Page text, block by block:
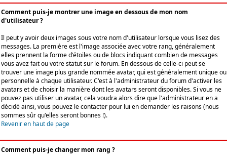
Comment puis-je montrer une image en dessous de mon nom
d'utilisateur ?
Il peut y avoir deux images sous votre nom d'utilisateur lorsque vous lisez des
messages. La première est l'image associée avec votre rang, généralement
elles prennent la forme d'étoiles ou de blocs indiquant combien de messages
vous avez fait ou votre statut sur le forum. En dessous de celle-ci peut se
trouver une image plus grande nommée avatar, qui est généralement unique ou
personnelle à chaque utilisateur. C'est à l'administrateur du forum d'activer les
avatars et de choisir la manière dont les avatars seront disponibles. Si vous ne
pouvez pas utiliser un avatar, cela voudra alors dire que l'administrateur en a
décidé ainsi, vous pouvez le contacter pour lui en demander les raisons (nous
sommes sûr qu'elles seront bonnes !).
Revenir en haut de page
Comment puis-je changer mon rang ?